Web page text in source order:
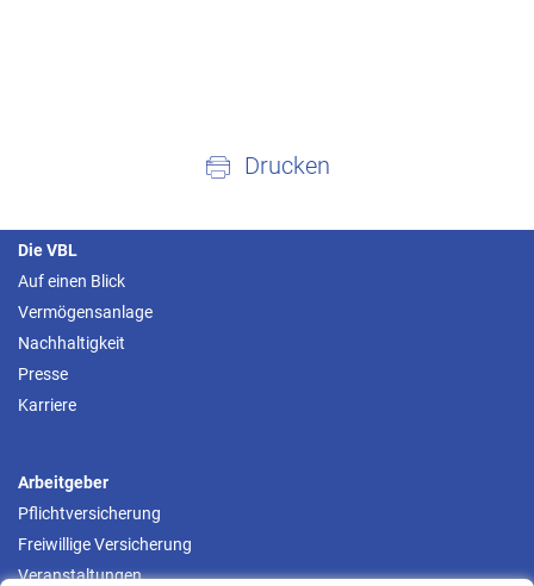
Drucken
Die VBL
Auf einen Blick
Vermögensanlage
Nachhaltigkeit
Presse
Karriere
Arbeitgeber
Pflichtversicherung
Freiwillige Versicherung
Veranstaltungen